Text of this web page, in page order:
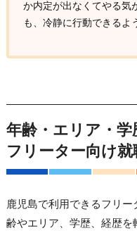
か内定が出なくてやる気
も、冷静に行動できるよ
年齢・エリア・
フリーター向け
鹿児島で利用できるフリ
齢やエリア、学歴、経歴を